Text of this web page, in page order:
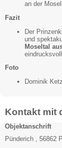
an der
Fazit
Der
und
Moseltal
Foto
Dominik
Kontakt mit
Objektanschrift
Pünderich , 56862